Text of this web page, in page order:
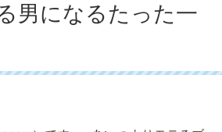
男になるたった一